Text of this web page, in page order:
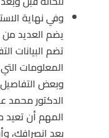
وفي نهاية
يضم العديد من
تضم البيانات
المعلومات
وبعض
الدكتور محمد
المهم أن
بعد انصرافك،